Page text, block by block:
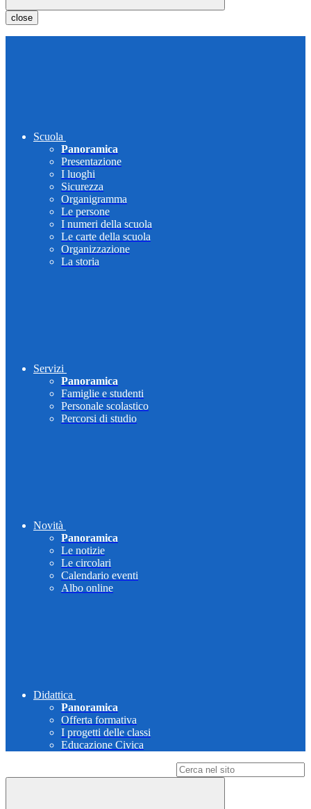
close
Scuola
Panoramica
Presentazione
I luoghi
Sicurezza
Organigramma
Le persone
I numeri della scuola
Le carte della scuola
Organizzazione
La storia
Servizi
Panoramica
Famiglie e studenti
Personale scolastico
Percorsi di studio
Novità
Panoramica
Le notizie
Le circolari
Calendario eventi
Albo online
Didattica
Panoramica
Offerta formativa
I progetti delle classi
Educazione Civica